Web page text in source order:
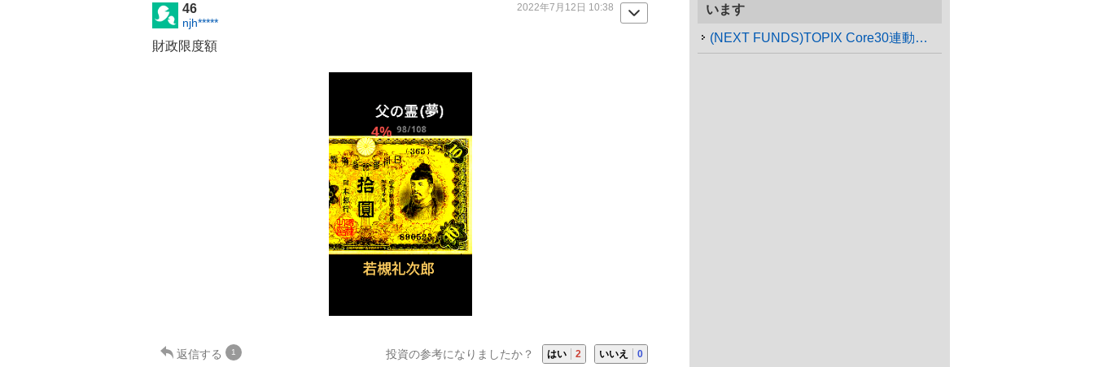
46
njh*****
2022年7月12日 10:38
財政限度額
返信する 1 投資の参考になりましたか？ はい 2 いいえ 0
います
(NEXT FUNDS)TOPIX Core30連動型上場投信